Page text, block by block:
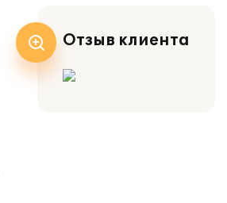
Отзыв клиента